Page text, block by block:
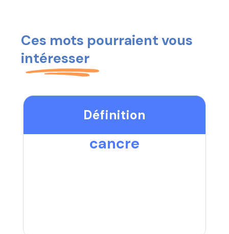
Ces mots pourraient vous
intéresser
Définition
cancre